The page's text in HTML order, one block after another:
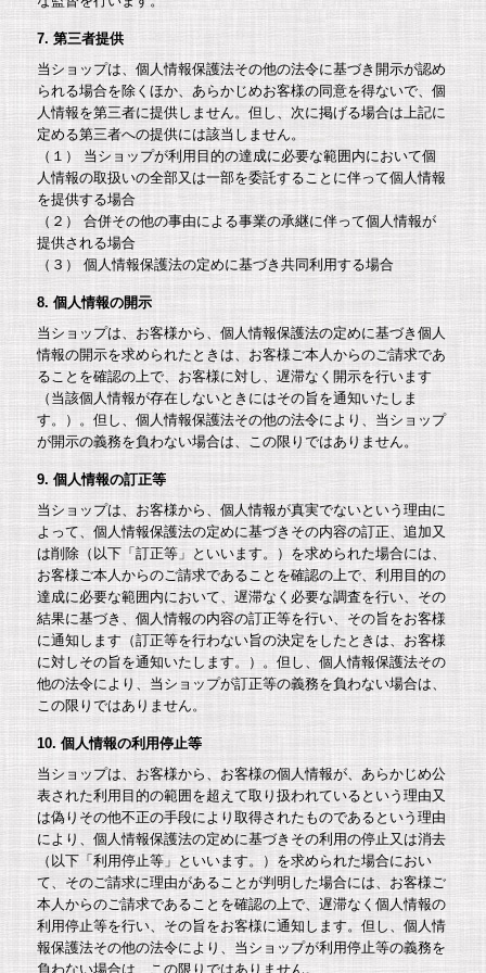
7. 第三者提供
当ショップは、個人情報保護法その他の法令に基づき開示が認め
られる場合を除くほか、あらかじめお客様の同意を得ないで、個
人情報を第三者に提供しません。但し、次に掲げる場合は上記に
定める第三者への提供には該当しません。
（１） 当ショップが利用目的の達成に必要な範囲内において個
人情報の取扱いの全部又は一部を委託することに伴って個人情報
を提供する場合
（２） 合併その他の事由による事業の承継に伴って個人情報が
提供される場合
（３） 個人情報保護法の定めに基づき共同利用する場合
8. 個人情報の開示
当ショップは、お客様から、個人情報保護法の定めに基づき個人
情報の開示を求められたときは、お客様ご本人からのご請求であ
ることを確認の上で、お客様に対し、遅滞なく開示を行います
（当該個人情報が存在しないときにはその旨を通知いたしま
す。）。但し、個人情報保護法その他の法令により、当ショップ
が開示の義務を負わない場合は、この限りではありません。
9. 個人情報の訂正等
当ショップは、お客様から、個人情報が真実でないという理由に
よって、個人情報保護法の定めに基づきその内容の訂正、追加又
は削除（以下「訂正等」といいます。）を求められた場合には、
お客様ご本人からのご請求であることを確認の上で、利用目的の
達成に必要な範囲内において、遅滞なく必要な調査を行い、その
結果に基づき、個人情報の内容の訂正等を行い、その旨をお客様
に通知します（訂正等を行わない旨の決定をしたときは、お客様
に対しその旨を通知いたします。）。但し、個人情報保護法その
他の法令により、当ショップが訂正等の義務を負わない場合は、
この限りではありません。
10. 個人情報の利用停止等
当ショップは、お客様から、お客様の個人情報が、あらかじめ公
表された利用目的の範囲を超えて取り扱われているという理由又
は偽りその他不正の手段により取得されたものであるという理由
により、個人情報保護法の定めに基づきその利用の停止又は消去
（以下「利用停止等」といいます。）を求められた場合におい
て、そのご請求に理由があることが判明した場合には、お客様ご
本人からのご請求であることを確認の上で、遅滞なく個人情報の
利用停止等を行い、その旨をお客様に通知します。但し、個人情
報保護法その他の法令により、当ショップが利用停止等の義務を
負わない場合は、この限りではありません。